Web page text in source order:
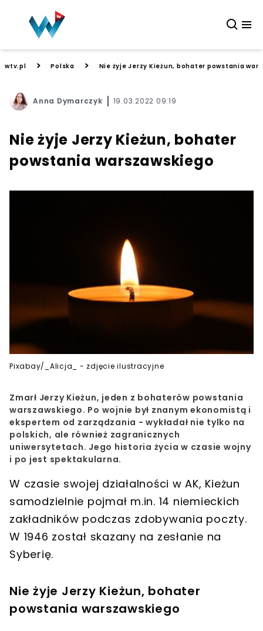
wtv.pl > Polska > Nie żyje Jerzy Kieżun, bohater powstania
Anna Dymarczyk 19.03.2022 09:19
Nie żyje Jerzy Kieżun, bohater
powstania warszawskiego
Pixabay/_Alicja_ - zdjęcie ilustracyjne
Zmarł Jerzy Kieżun, jeden z bohaterów powstania
warszawskiego. Po wojnie był znanym ekonomistą i
ekspertem od zarządzania - wykładał nie tylko na
polskich, ale również zagranicznych
uniwersytetach. Jego historia życia w czasie wojny
i po jest spektakularna.
W czasie swojej działalności w AK, Kieżun
samodzielnie pojmał m.in. 14 niemieckich
zakładników podczas zdobywania poczty.
W 1946 został skazany na zesłanie na
Syberię.
Nie żyje Jerzy Kieżun, bohater
powstania warszawskiego